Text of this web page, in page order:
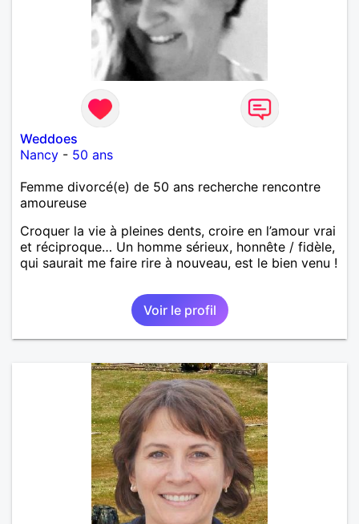
Weddoes
Nancy - 50 ans
Femme divorcé(e) de 50 ans recherche rencontre
amoureuse
Croquer la vie à pleines dents, croire en l’amour vrai
et réciproque… Un homme sérieux, honnête / fidèle,
qui saurait me faire rire à nouveau, est le bien venu !
Voir le profil